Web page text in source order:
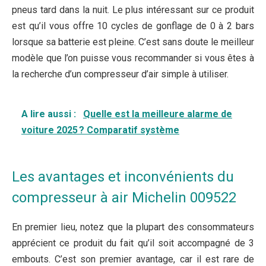
pneus tard dans la nuit. Le plus intéressant sur ce produit
est qu’il vous offre 10 cycles de gonflage de 0 à 2 bars
lorsque sa batterie est pleine. C’est sans doute le meilleur
modèle que l’on puisse vous recommander si vous êtes à
la recherche d’un compresseur d’air simple à utiliser.
A lire aussi :
Quelle est la meilleure alarme de
voiture 2025 ? Comparatif système
Les avantages et inconvénients du
compresseur à air Michelin 009522
En premier lieu, notez que la plupart des consommateurs
apprécient ce produit du fait qu’il soit accompagné de 3
embouts. C’est son premier avantage, car il est rare de